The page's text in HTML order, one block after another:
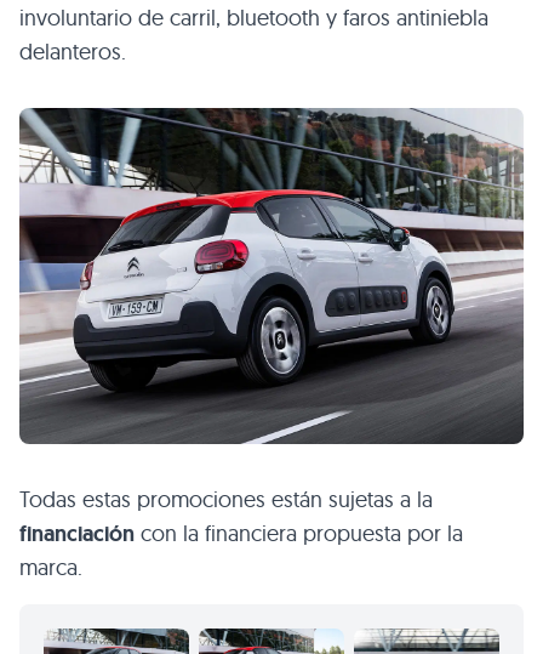
involuntario de carril, bluetooth y faros antiniebla
delanteros.
Todas estas promociones están sujetas a la
financiación con la financiera propuesta por la
marca.